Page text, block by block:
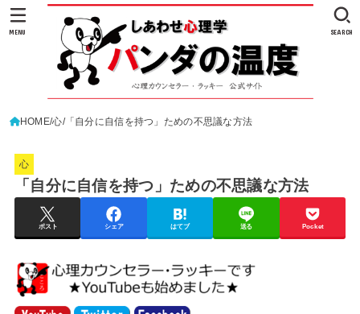
SEARCH
MENU
HOME 心 「自分に自信を持つ」ための不思議な方法
心
「自分に自信を持つ」ための不思議な方法
ポスト シェア はてブ 送る Pocket